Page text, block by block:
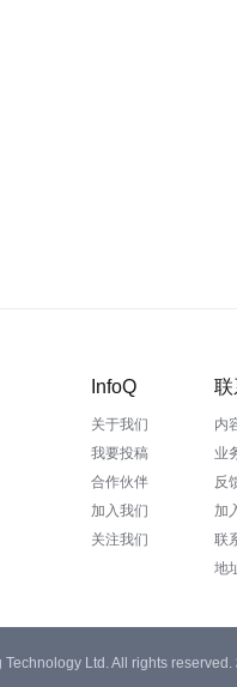
InfoQ
关于我们
我要投稿
合作伙伴
加入我们
关注我们
联
内
业
反
加
联
地
Ltd. All rights reserved.